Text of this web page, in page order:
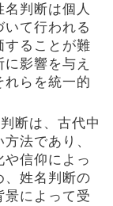
判断は個人
て行われる
することが難
影響を与え
れらを統一的
断は、古代中
法であり、
信仰によっ
、姓名判断の
景によって受